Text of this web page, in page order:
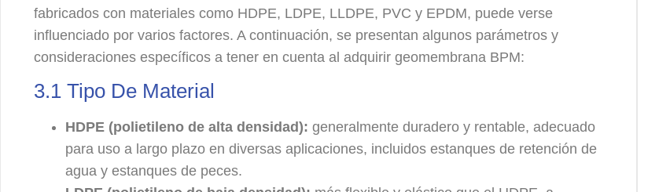
fabricados con materiales como HDPE, LDPE, LLDPE, PVC y EPDM, puede verse
influenciado por varios factores. A continuación, se presentan algunos parámetros y
consideraciones específicos a tener en cuenta al adquirir geomembrana BPM:
3.1 Tipo De Material
HDPE (polietileno de alta densidad): generalmente duradero y rentable, adecuado
para uso a largo plazo en diversas aplicaciones, incluidos estanques de retención de
agua y estanques de peces.